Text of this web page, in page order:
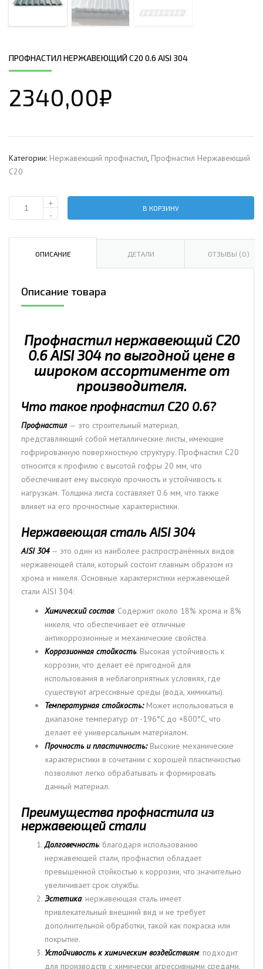
ПРОФНАСТИЛ НЕРЖАВЕЮЩИЙ С20 0.6 AISI 304
2340,00₽
Категории: Нержавеющий профнастил Профнастил Hержавеющий
С20
Количество
нержавеющий
304
+
-
В КОРЗИНУ
ОПИСАНИЕ ДЕТАЛИ ОТЗЫВЫ (0)
Описание товара
Профнастил нержавеющий С20
0.6 AISI 304 по выгодной цене в
широком ассортименте от
производителя.
Что такое профнастил С20 0.6?
Профнастил — это строительный материал,
представляющий собой металлические листы, имеющие
гофрированную поверхностную структуру. Профнастил C20
относится к профилю с высотой гофры 20 мм, что
обеспечивает ему высокую прочность и устойчивость к
нагрузкам. Толщина листа составляет 0.6 мм, что также
влияет на его прочностные характеристики.
Нержавеющая сталь AISI 304
AISI 304— это один из наиболее распространённых видов
нержавеющей стали, который состоит главным образом из
хрома и никеля. Основные характеристики нержавеющей
стали AISI 304:
Химический состав: Содержит около 18% хрома и 8%
никеля, что обеспечивает её отличные
антикоррозионные и механические свойства.
Коррозионная стойкость: Высокая устойчивость к
коррозии, что делает её пригодной для
использования в неблагоприятных условиях, где
существуют агрессивные среды (вода, химикаты).
Температурная стойкость:Может использоваться в
диапазоне температур от -196°C до +800°C, что
делает её универсальным материалом.
Прочность и пластичность:Высокие механические
характеристики в сочетании с хорошей пластичностью
позволяют легко обрабатывать и формировать
данный материал.
Преимущества профнастила из
нержавеющей стали
Долговечность: благодаря использованию
нержавеющей стали, профнастил обладает
превышенной стойкостью к коррозии, что значительно
увеличивает срок службы.
Эстетика: нержавеющая сталь имеет
привлекательный внешний вид и не требует
дополнительной обработки, такой как покраска или
покрытие.
Устойчивость к химическим воздействиям: подходит
для производств с химически агрессивными средами.